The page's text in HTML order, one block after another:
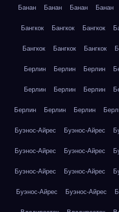
Банан Банан Банан Банан
Бангкок Бангкок Бангкок
Бангкок Бангкок Бангкок
Берлин Берлин Берлин
Берлин Берлин Берлин
Берлин Берлин Берлин
Буэнос-Айрес Буэнос-Айрес
Буэнос-Айрес Буэнос-Айрес
Буэнос-Айрес Буэнос-Айрес
Буэнос-Айрес Буэнос-Айрес